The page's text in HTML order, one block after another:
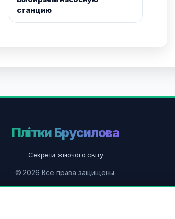
станцию
Плітки Брусилова
Секрети жіночого світу
© 2026 Все права защищены.